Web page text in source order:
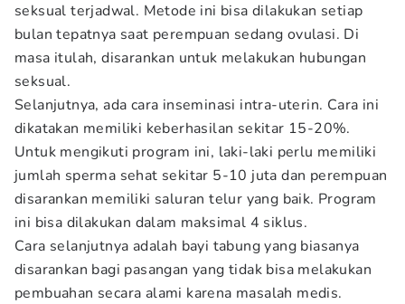
seksual terjadwal. Metode ini bisa dilakukan setiap
bulan tepatnya saat perempuan sedang ovulasi. Di
masa itulah, disarankan untuk melakukan hubungan
seksual.
Selanjutnya, ada cara inseminasi intra-uterin. Cara ini
dikatakan memiliki keberhasilan sekitar 15-20%.
Untuk mengikuti program ini, laki-laki perlu memiliki
jumlah sperma sehat sekitar 5-10 juta dan perempuan
disarankan memiliki saluran telur yang baik. Program
ini bisa dilakukan dalam maksimal 4 siklus.
Cara selanjutnya adalah bayi tabung yang biasanya
disarankan bagi pasangan yang tidak bisa melakukan
pembuahan secara alami karena masalah medis.